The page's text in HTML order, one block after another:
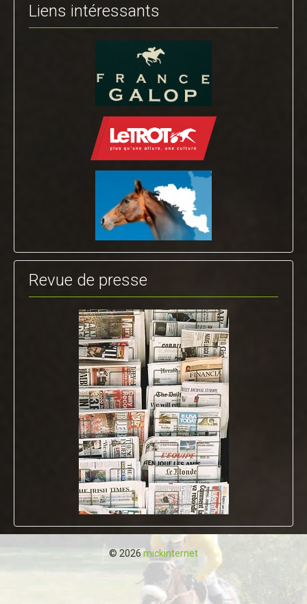
Liens intéressants
Revue de presse
© 2026 mickinternet